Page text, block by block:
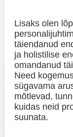
Lisaks olen
täiendanud
ja holistilise
omandanud
Need
sügavama
mõtlevad,
kuidas neid
suunata.